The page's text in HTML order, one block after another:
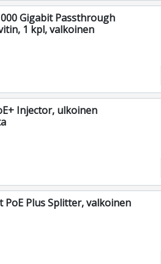
Gigabit Passthrough
1 kpl, valkoinen
Injector, ulkoinen
PoE Plus Splitter, valkoinen